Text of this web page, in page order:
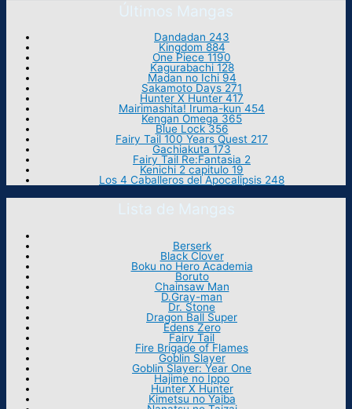
Últimos Mangas
Dandadan 243
Kingdom 884
One Piece 1190
Kagurabachi 128
Madan no Ichi 94
Sakamoto Days 271
Hunter X Hunter 417
Mairimashita! Iruma-kun 454
Kengan Omega 365
Blue Lock 356
Fairy Tail 100 Years Quest 217
Gachiakuta 173
Fairy Tail Re:Fantasia 2
Kenichi 2 capitulo 19
Los 4 Caballeros del Apocalipsis 248
Lista de Mangas
Berserk
Black Clover
Boku no Hero Academia
Boruto
Chainsaw Man
D.Gray-man
Dr. Stone
Dragon Ball Super
Edens Zero
Fairy Tail
Fire Brigade of Flames
Goblin Slayer
Goblin Slayer: Year One
Hajime no Ippo
Hunter X Hunter
Kimetsu no Yaiba